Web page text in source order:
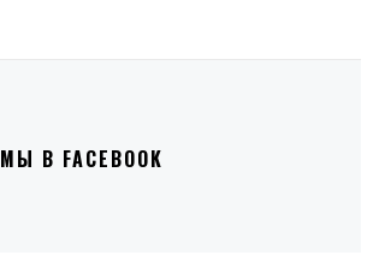
МЫ В FACEBOOK